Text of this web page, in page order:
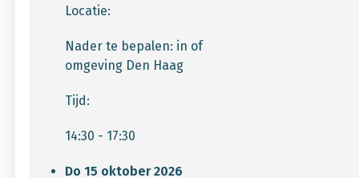
Locatie:
Nader te bepalen: in of
omgeving Den Haag
Tijd:
14:30 - 17:30
Do 15 oktober 2026